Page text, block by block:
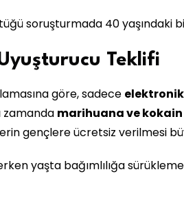
soruşturmada 40 yaşındaki
Teklifi
göre, sadece
zamanda marihuana ve kokain
gençlere ücretsiz verilmesi
yaşta bağımlılığa